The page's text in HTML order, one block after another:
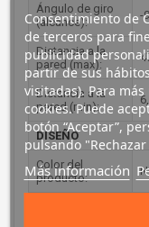
Ángulo de giro
(alcance):
-
Distancia a la
pared (max):
Distancia a la
pared (min):
DISEÑO
Color del
producto:
Consentimiento de
de terceros para
publicidad
partir de sus
visitadas). Para
cookies. Puede
botón “Aceptar”,
pulsando
Más información